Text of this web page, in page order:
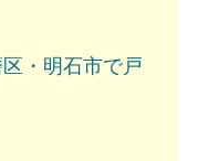
・明石市で戸